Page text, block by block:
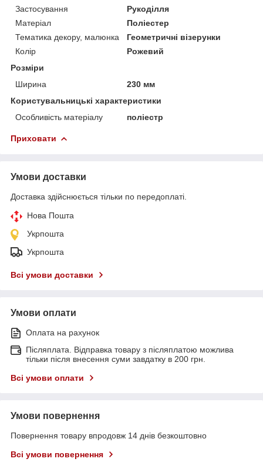
Застосування
Рукоділля
Матеріал
Поліестер
Тематика декору, малюнка
Геометричні візерунки
Колір
Рожевий
Розміри
Ширина
230 мм
Користувальницькі характеристики
Особливість матеріалу
поліестр
Приховати
Умови доставки
Доставка здійснюється тільки по передоплаті.
Нова Пошта
Укрпошта
Укрпошта
Всі умови доставки
Умови оплати
Оплата на рахунок
Післяплата. Відправка товару з післяплатою можлива
тільки після внесення суми завдатку в 200 грн.
Всі умови оплати
Умови повернення
Повернення товару впродовж 14 днів безкоштовно
Всі умови повернення